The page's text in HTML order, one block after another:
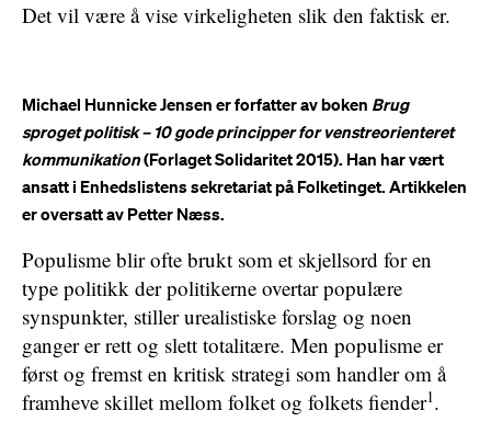
Det vil være å vise virkeligheten slik den faktisk er.
Michael Hunnicke Jensen er forfatter av boken Brug
sproget politisk – 10 gode principper for venstreorienteret
kommunikation(Forlaget Solidaritet 2015). Han har vært
ansatt i Enhedslistens sekretariat på Folketinget. Artikkelen
er oversatt av Petter Næss.
Populisme blir ofte brukt som et skjellsord for en
type politikk der politikerne overtar populære
synspunkter, stiller urealistiske forslag og noen
ganger er rett og slett totalitære. Men populisme er
først og fremst en kritisk strategi som handler om å
framheve skillet mellom folket og folkets fiender1.